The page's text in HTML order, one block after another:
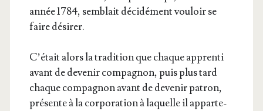
année 1784, sem­blait déci­dé­ment vou­loir se
faire désirer.
C’é­tait alors la tra­di­tion que chaque appren­ti
avant de deve­nir com­pa­gnon, puis plus tard
chaque com­pa­gnon avant de deve­nir patron,
pré­sente à la cor­po­ra­tion à laquelle il appar­te­